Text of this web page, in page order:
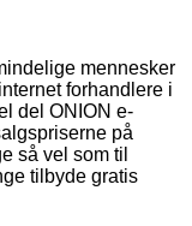
mennesker
forhandlere i
del ONION e-
på
så vel som til
tilbyde gratis